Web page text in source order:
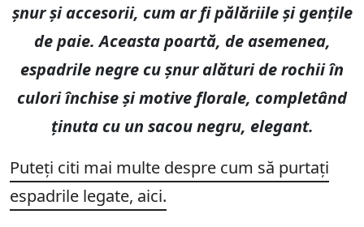
șnur și accesorii, cum ar fi pălăriile și gențile
de paie. Aceasta poartă, de asemenea,
espadrile negre cu șnur alături de rochii în
culori închise și motive florale, completând
ținuta cu un sacou negru, elegant.
Puteți citi mai multe despre cum să purtați
espadrile legate, aici.